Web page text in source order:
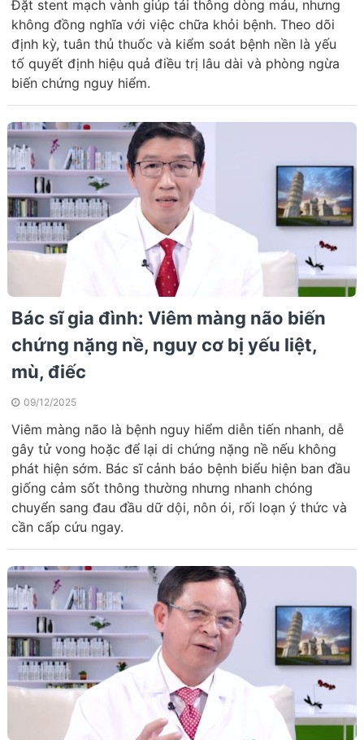
Đặt stent mạch vành giúp tái thông dòng máu, nhưng
không đồng nghĩa với việc chữa khỏi bệnh. Theo dõi
định kỳ, tuân thủ thuốc và kiểm soát bệnh nền là yếu
tố quyết định hiệu quả điều trị lâu dài và phòng ngừa
biến chứng nguy hiểm.
Bác sĩ gia đình: Viêm màng não biến
chứng nặng nề, nguy cơ bị yếu liệt,
mù, điếc
09/12/2025
Viêm màng não là bệnh nguy hiểm diễn tiến nhanh, dễ
gây tử vong hoặc để lại di chứng nặng nề nếu không
phát hiện sớm. Bác sĩ cảnh báo bệnh biểu hiện ban đầu
giống cảm sốt thông thường nhưng nhanh chóng
chuyển sang đau đầu dữ dội, nôn ói, rối loạn ý thức và
cần cấp cứu ngay.